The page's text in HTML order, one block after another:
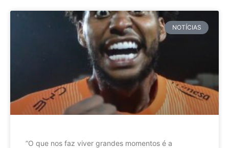
NOTÍCIAS
”O que nos faz viver grandes momentos é a